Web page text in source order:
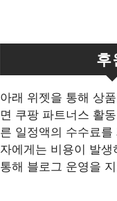
후
아래 위젯을 통해 상
면 쿠팡 파트너스 활
른 일정액의 수수료를
자에게는 비용이 발
통해 블로그 운영을